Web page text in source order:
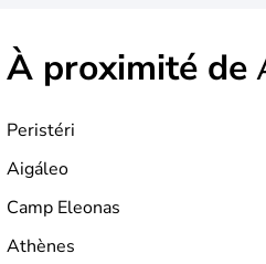
À proximité de
Peristéri
Aigáleo
Camp Eleonas
Athènes